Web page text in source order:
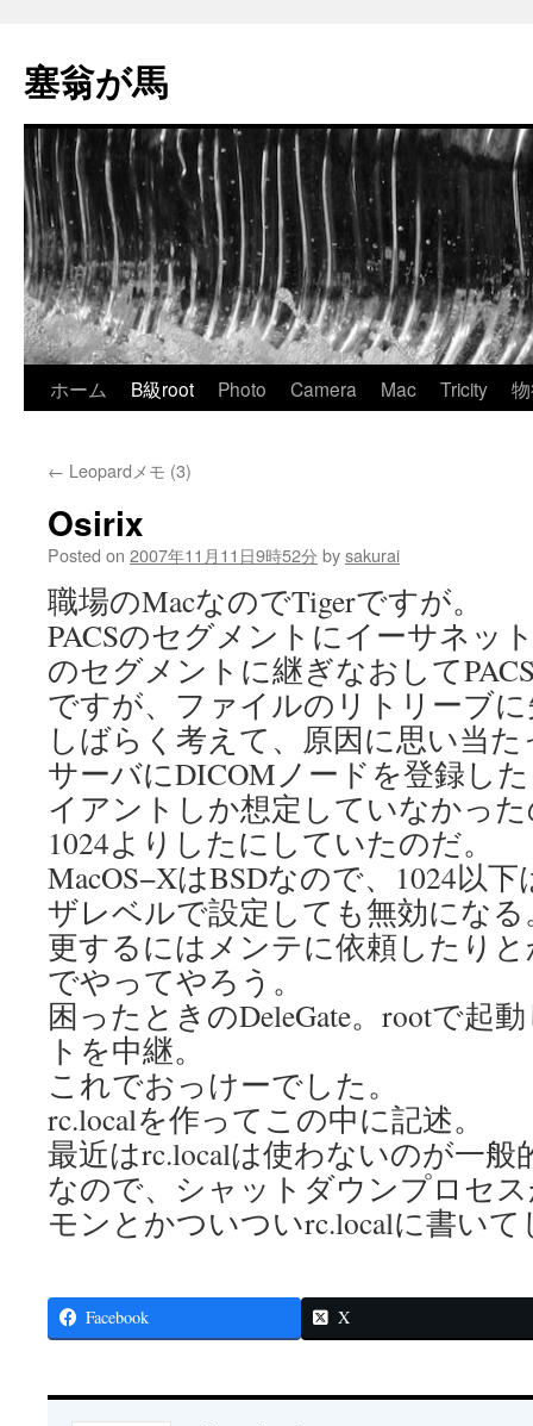
塞翁が馬
Skip
content
ホーム B級root Photo Camera Mac Tricity
← Leopardメモ (3)
Osirix
Posted on 2007年11月11日9時52分 bysakurai
職場のMacなのでTigerですが。
PACSのセグメントにイーサネッ
のセグメントに継ぎなおして
ですが、ファイルのリトリーブ
しばらく考えて、原因に思い当た
サーバにDICOMノードを登録し
イアントしか想定していなかっ
1024よりしたにしていたのだ。
MacOS−XはBSDなので、1024以
ザレベルで設定しても無効にな
更するにはメンテに依頼したり
でやってやろう。
困ったときのDeleGate。rootで起
トを中継。
これでおっけーでした。
rc.localを作ってこの中に記述。
最近はrc.localは使わないのが一
なので、シャットダウンプロセ
モンとかついついrc.localに書い
Facebook X